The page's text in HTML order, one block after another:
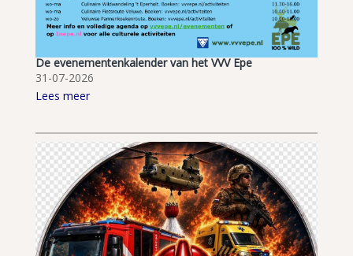
De evenementenkalender van het VVV Epe
31-07-2026
Lees meer